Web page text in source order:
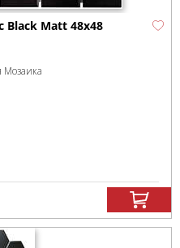
Black Matt 48x48
Мозаика